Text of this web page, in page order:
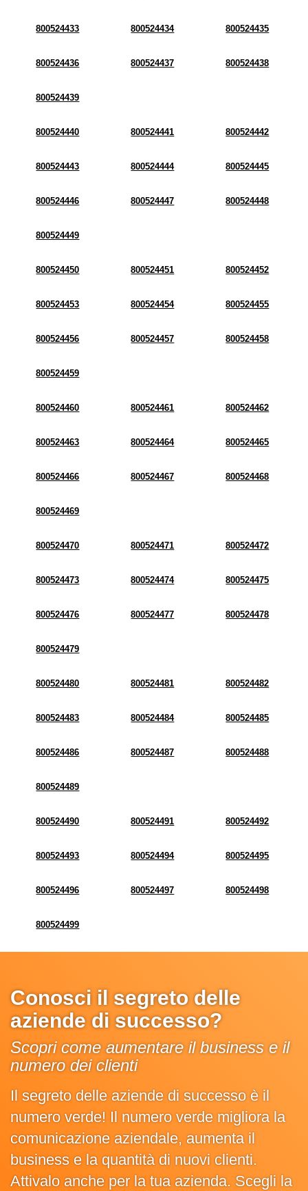
800524433 800524434 800524435
800524436 800524437 800524438
800524439
800524440 800524441 800524442
800524443 800524444 800524445
800524446 800524447 800524448
800524449
800524450 800524451 800524452
800524453 800524454 800524455
800524456 800524457 800524458
800524459
800524460 800524461 800524462
800524463 800524464 800524465
800524466 800524467 800524468
800524469
800524470 800524471 800524472
800524473 800524474 800524475
800524476 800524477 800524478
800524479
800524480 800524481 800524482
800524483 800524484 800524485
800524486 800524487 800524488
800524489
800524490 800524491 800524492
800524493 800524494 800524495
800524496 800524497 800524498
800524499
Conosci il segreto delle
aziende di successo?
Scopri come aumentare il business e il
numero dei clienti
Il segreto delle aziende di successo è il
numero verde! Il numero verde migliora la
comunicazione aziendale, aumenta il
business e la quantità di nuovi clienti.
Attivalo anche per la tua azienda. Scegli la